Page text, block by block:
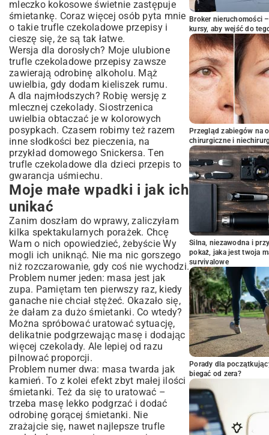
mleczko kokosowe świetnie zastępuje
śmietankę. Coraz więcej osób pyta mnie
o takie trufle czekoladowe przepisy i
cieszę się, że są tak łatwe.
Wersja dla dorosłych? Moje ulubione
trufle czekoladowe przepisy zawsze
zawierają odrobinę alkoholu. Mąż
uwielbia, gdy dodam kieliszek rumu.
A dla najmłodszych? Robię wersję z
mlecznej czekolady. Siostrzenica
uwielbia obtaczać je w kolorowych
posypkach. Czasem robimy też razem
inne słodkości bez pieczenia, na
przykładdomowego Snickersa. Ten
trufle czekoladowe dla dzieci przepis to
gwarancja uśmiechu.
Moje małe wpadki i jak ich
unikać
Zanim doszłam do wprawy, zaliczyłam
kilka spektakularnych porażek. Chcę
Wam o nich opowiedzieć, żebyście Wy
mogli ich uniknąć. Nie ma nic gorszego
niż rozczarowanie, gdy coś nie wychodzi.
Problem numer jeden: masa jest jak
zupa. Pamiętam ten pierwszy raz, kiedy
ganache nie chciał stężeć. Okazało się,
że dałam za dużo śmietanki. Co wtedy?
Można spróbować uratować sytuację,
delikatnie podgrzewając masę i dodając
więcej czekolady. Ale lepiej od razu
pilnować proporcji.
Problem numer dwa: masa twarda jak
kamień. To z kolei efekt zbyt małej ilości
śmietanki. Też da się to uratować –
trzeba masę lekko podgrzać i dodać
odrobinę gorącej śmietanki. Nie
zrażajcie się, nawet najlepsze trufle
Broker nieruchomości
kursy, aby wejść do
Przegląd zabiegów na
chirurgiczne i
Silna, niezawodna i
pokaż, jaka jest twoja
survivalowe
Porady dla
biegać od zera?